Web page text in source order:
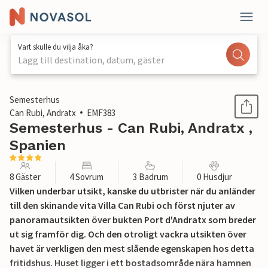
Vart skulle du vilja åka?
Lägg till destination, datum, gäster
1 / 52
Semesterhus
Can Rubi, Andratx
EMF383
Semesterhus - Can Rubi, Andratx ,
Spanien
8 Gäster 4 Sovrum 3 Badrum 0 Husdjur
Vilken underbar utsikt, kanske du utbrister när du anländer
till den skinande vita Villa Can Rubi och först njuter av
panoramautsikten över bukten Port d'Andratx som breder
ut sig framför dig. Och den otroligt vackra utsikten över
havet är verkligen den mest slående egenskapen hos detta
fritidshus. Huset ligger i ett bostadsområde nära hamnen